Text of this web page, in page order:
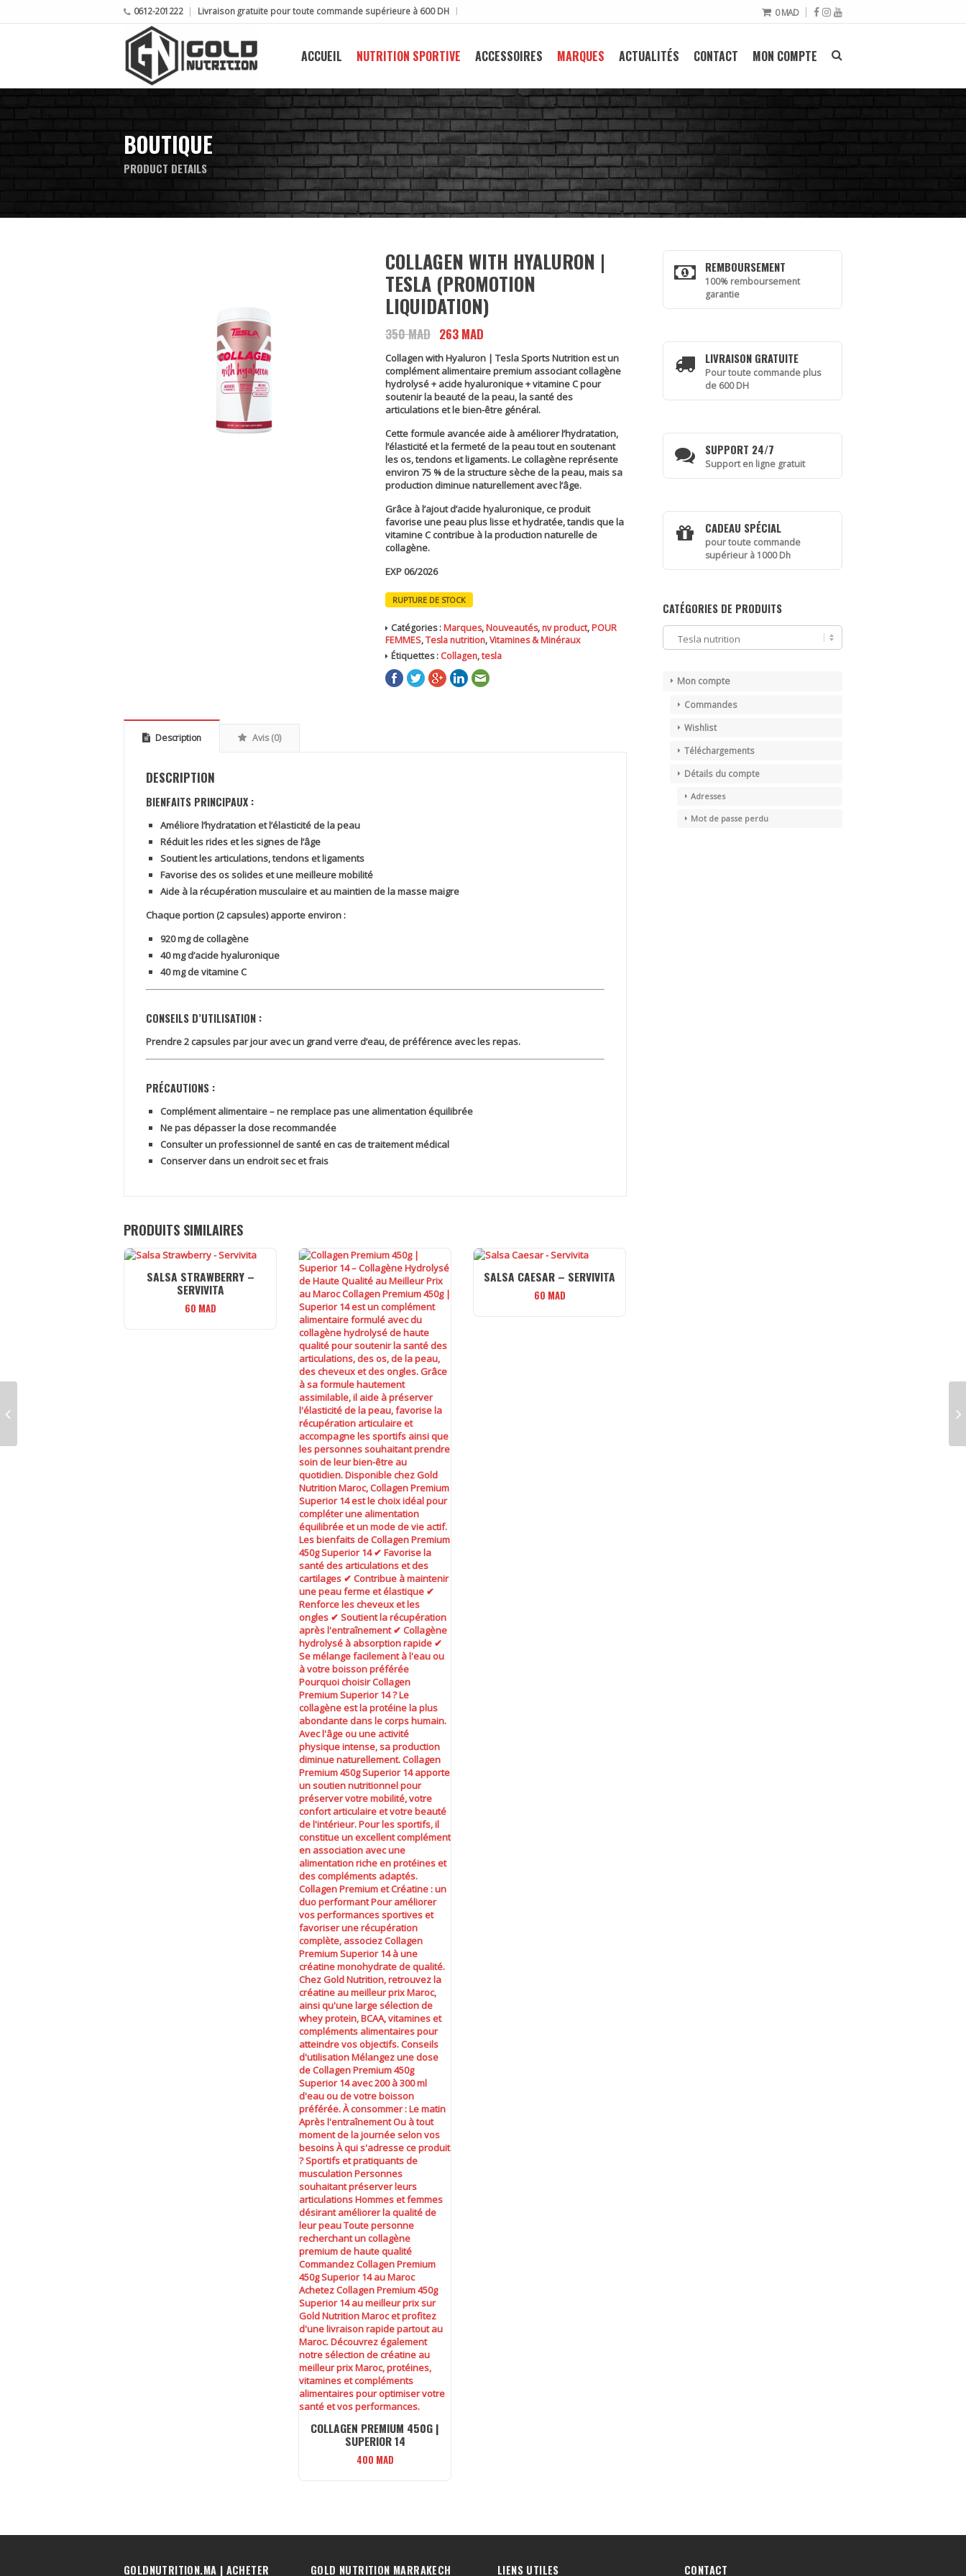
0612-201222 Livraison gratuite pour toute commande supérieure à 600 DH 0MAD
ACCUEIL NUTRITION SPORTIVE ACCESSOIRES MARQUES ACTUALITÉS CONTACT MON COMPTE
BOUTIQUE
PRODUCT DETAILS
COLLAGEN WITH HYALURON |
TESLA (PROMOTION
LIQUIDATION)
350MAD Le
prix
initial
était :
350 MAD.
263 MAD
prix
actuel
est :
263 MAD.
Collagen with Hyaluron | Tesla Sports Nutrition est un
complément alimentaire premium associantcollagène
hydrolysé + acide hyaluronique + vitamine Cpour
soutenir la beauté de la peau, la santé des
articulations et le bien-être général.
Cette formule avancée aide à améliorer l’hydratation,
l’élasticité et la fermeté de la peau tout en soutenant
les os, tendons et ligaments. Le collagène représente
environ75 % de la structure sèche de la peau, mais sa
production diminue naturellement avec l’âge.
Grâce à l’ajout d’acide hyaluronique, ce produit
favorise une peau plus lisse et hydratée, tandis que la
vitamine C contribue à la production naturelle de
collagène.
EXP 06/2026
RUPTURE DE STOCK
Catégories : Marques, Nouveautés, nv product, POUR
FEMMES,Tesla nutrition,Vitamines & Minéraux
Étiquettes : Collagen,tesla
Description Avis (0)
DESCRIPTION
BIENFAITS PRINCIPAUX :
Améliore l’hydratation et l’élasticité de la peau
Réduit les rides et les signes de l’âge
Soutient les articulations, tendons et ligaments
Favorise des os solides et une meilleure mobilité
Aide à la récupération musculaire et au maintien de la masse maigre
Chaque portion (2 capsules) apporte environ :
920 mg de collagène
40 mg d’acide hyaluronique
40 mg de vitamine C
CONSEILS D’UTILISATION :
Prendre2 capsules par jouravec un grand verre d’eau, de préférence avec les repas.
PRÉCAUTIONS :
Complément alimentaire – ne remplace pas une alimentation équilibrée
Ne pas dépasser la dose recommandée
Consulter un professionnel de santé en cas de traitement médical
Conserver dans un endroit sec et frais
PRODUITS SIMILAIRES
SALSA STRAWBERRY –
SERVIVITA
60 MAD
COLLAGEN PREMIUM 450G |
SUPERIOR 14
400 MAD
SALSA CAESAR – SERVIVITA
60 MAD
REMBOURSEMENT
100% remboursement
garantie
LIVRAISON GRATUITE
Pour toute commande plus
de 600 DH
SUPPORT 24/7
Support en ligne gratuit
CADEAU SPÉCIAL
pour toute commande
supérieur à 1000 Dh
CATÉGORIES DE PRODUITS
Mon compte
Commandes
Wishlist
Téléchargements
Détails du compte
Adresses
Mot de passe perdu
GOLDNUTRITION.MA | ACHETER
GOLD NUTRITION MARRAKECH LIENS UTILES CONTACT